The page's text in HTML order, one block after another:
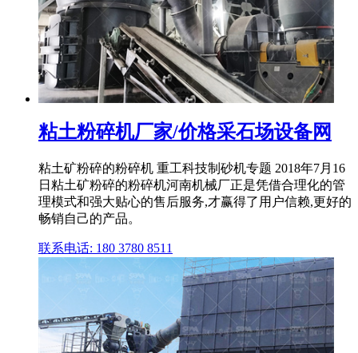
粘土粉碎机厂家/价格采石场设备网
粘土矿粉碎的粉碎机 重工科技制砂机专题 2018年7月16
日粘土矿粉碎的粉碎机河南机械厂正是凭借合理化的管
理模式和强大贴心的售后服务,才赢得了用户信赖,更好的
畅销自己的产品。
联系电话: 180 3780 8511